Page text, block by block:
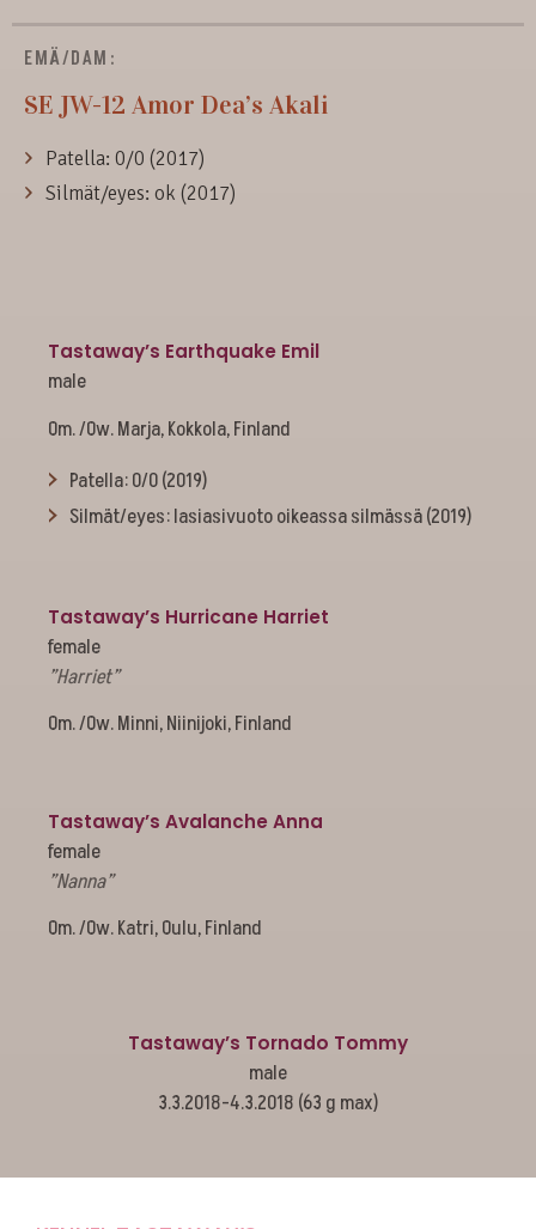
EMÄ/DAM:
SE JW-12 Amor Dea’s Akali
Patella: 0/0 (2017)
Silmät/eyes: ok (2017)
Tastaway’s Earthquake Emil
male
Om. /Ow. Marja, Kokkola, Finland
Patella: 0/0 (2019)
Silmät/eyes: lasiasivuoto oikeassa silmässä (2019)
Tastaway’s Hurricane Harriet
female
”Harriet”
Om. /Ow. Minni, Niinijoki, Finland
Tastaway’s Avalanche Anna
female
”Nanna”
Om. /Ow. Katri, Oulu, Finland
Tastaway’s Tornado Tommy
male
3.3.2018-4.3.2018 (63 g max)